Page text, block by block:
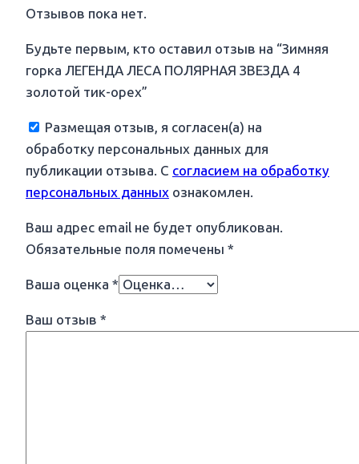
Отзывов пока нет.
Будьте первым, кто оставил отзыв на “Зимняя
горка ЛЕГЕНДА ЛЕСА ПОЛЯРНАЯ ЗВЕЗДА 4
золотой тик-орех”
Размещая отзыв, я согласен(а) на
обработку персональных данных для
публикации отзыва. С согласием на обработку
персональных данных ознакомлен.
Ваш адрес email не будет опубликован.
Обязательные поля помечены *
Ваша оценка *
Ваш отзыв *